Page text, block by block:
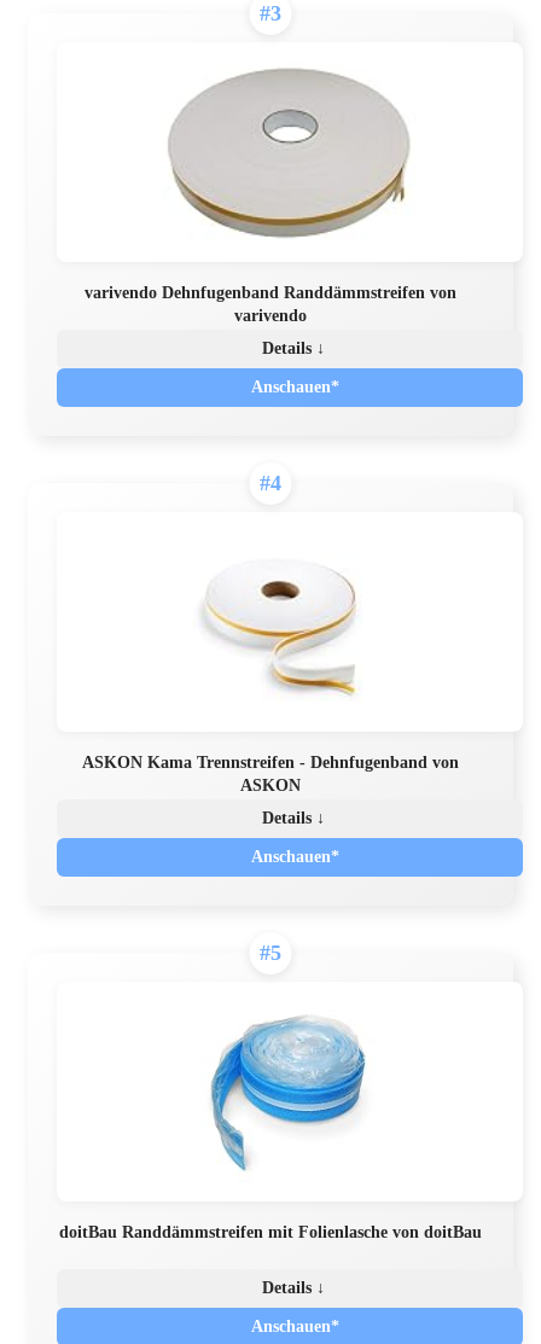
#3
varivendo Dehnfugenband Randdämmstreifen von
varivendo
Details ↓
Anschauen*
#4
ASKON Kama Trennstreifen - Dehnfugenband von
ASKON
Details ↓
Anschauen*
#5
doitBau Randdämmstreifen mit Folienlasche von doitBau
Details ↓
Anschauen*